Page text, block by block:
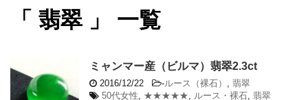
「 翡翠 」 一覧
ミャンマー産（ビルマ）翡翠2.3ct
2016/12/22 -ルース（裸石）
翡翠
50代女性
★★★★★ ルース・裸石 翡翠